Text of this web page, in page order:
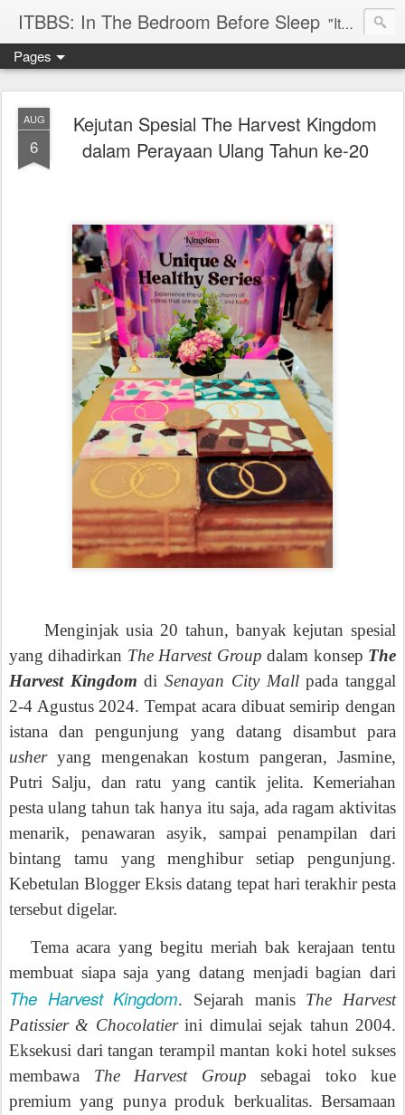
ITBBS: In The Bedroom Before Sleep "Its my life to be exist in the world"
Pages
AUG
6
Kejutan Spesial The Harvest Kingdom
dalam Perayaan Ulang Tahun ke-20
Menginjak usia 20 tahun, banyak kejutan spesial
yang dihadirkan The Harvest Group dalam konsep The
Harvest Kingdom diSenayan City Mallpada tanggal
2-4 Agustus 2024. Tempat acara dibuat semirip dengan
istana dan pengunjung yang datang disambut para
usheryang mengenakan kostum pangeran, Jasmine,
Putri Salju, dan ratu yang cantik jelita. Kemeriahan
pesta ulang tahun tak hanya itu saja, ada ragam aktivitas
menarik, penawaran asyik, sampai penampilan dari
bintang tamu yang menghibur setiap pengunjung.
Kebetulan Blogger Eksis datang tepat hari terakhir pesta
tersebut digelar.
Tema acara yang begitu meriah bak kerajaan tentu
membuat siapa saja yang datang menjadi bagian dari
The Harvest Kingdom. Sejarah manis The Harvest
Patissier & Chocolatierini dimulai sejak tahun 2004.
Eksekusi dari tangan terampil mantan koki hotel sukses
membawa The Harvest Group sebagai toko kue
premium yang punya produk berkualitas. Bersamaan